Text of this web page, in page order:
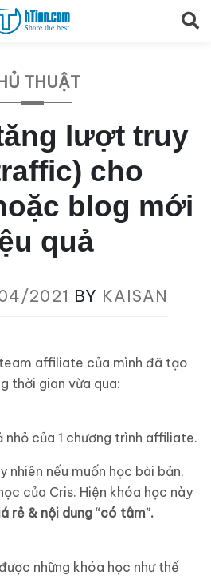
THUẬT
lượt truy
cho
blog mới
quả
2021 BY KAISAN
affiliate của mình đã tạo
thời gian vừa qua:
nhỏ của 1 chương trình affiliate.
nhiên nếu muốn học bài bản,
của Cris. Hiện khóa học này
rẻ & nội dung “có tâm”.
những khóa học như thế